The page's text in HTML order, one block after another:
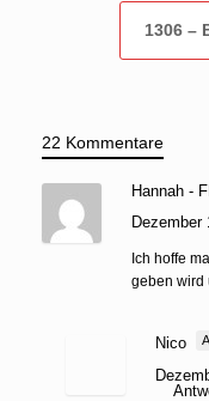
1306 –
22 Kommentare
Hannah -
Dezember
Ich hoffe
geben wird
Nico